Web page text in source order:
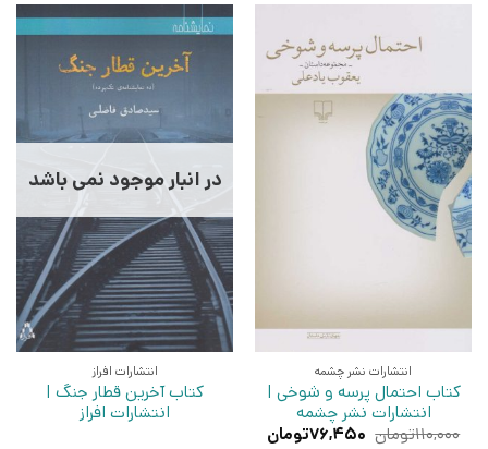
انتشارات نشر چشمه
کتاب احتمال پرسه و شوخی |
انتشارات نشر چشمه
۱۱۰,۰۰۰تومان قیمت
۷۶,۴۵۰تومان
در انبار موجود نمی باشد
انتشارات افراز
کتاب آخرین قطار جنگ |
انتشارات افراز